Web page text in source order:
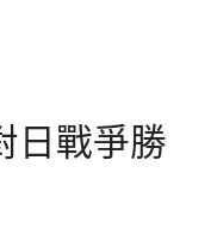
日戰爭勝